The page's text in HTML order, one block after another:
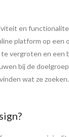
en
platform op een
vergroten en
bij de
wat ze